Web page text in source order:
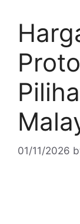
01/11/2026